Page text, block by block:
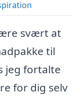
svært at
til
jeg fortalte
for dig selv